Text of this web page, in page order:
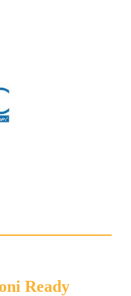
Ready